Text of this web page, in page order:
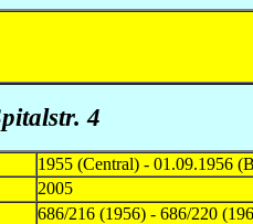
4
1955 (Central) - 01.09.1956
2005
686/216 (1956) - 686/220